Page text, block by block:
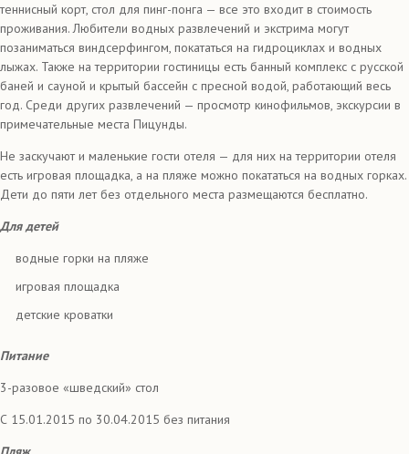
теннисный корт, стол для пинг-понга — все это входит в стоимость
проживания. Любители водных развлечений и экстрима могут
позаниматься виндсерфингом, покататься на гидроциклах и водных
лыжах. Также на территории гостиницы есть банный комплекс с русской
баней и сауной и крытый бассейн с пресной водой, работающий весь
год. Среди других развлечений — просмотр кинофильмов, экскурсии в
примечательные места Пицунды.
Не заскучают и маленькие гости отеля — для них на территории отеля
есть игровая площадка, а на пляже можно покататься на водных горках.
Дети до пяти лет без отдельного места размещаются бесплатно.
Для детей
водные горки на пляже
игровая площадка
детские кроватки
Питание
3-разовое «шведский» стол
С 15.01.2015 по 30.04.2015 без питания